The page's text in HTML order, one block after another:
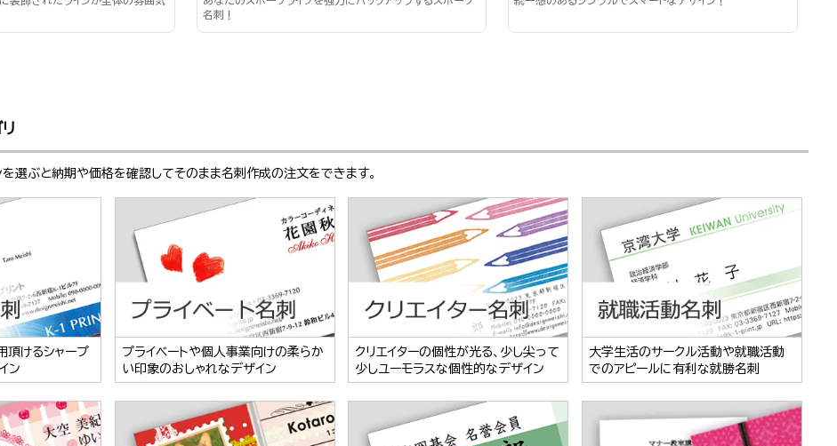
名刺！
を選ぶと納期や価格を確認してそのまま名刺作成の注文をできます。
頂けるシャープ
ン
プライベートや個人事業向けの柔らか
い印象のおしゃれなデザイン
クリエイターの個性が光る、少し尖って
少しユーモラスな個性的なデザイン
大学生活のサークル活動や就職活動
でのアピールに有利な就勝名刺